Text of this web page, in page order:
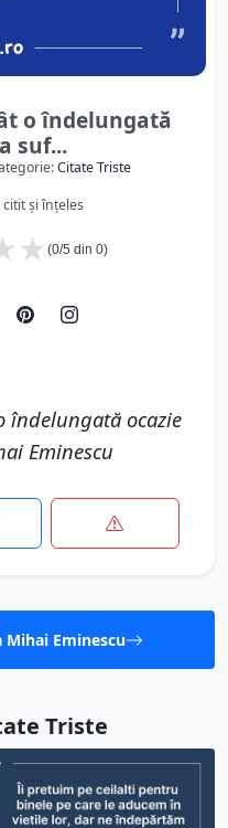
o îndelungată
suf...
Citate Triste
și înțeles
★ (0/5 din 0)
îndelungată ocazie
Eminescu
Eminescu
Triste